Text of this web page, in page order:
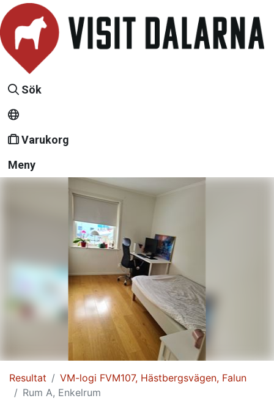
Sök
Varukorg
Meny
Resultat
VM-logi FVM107, Hästbergsvägen, Falun
Rum A, Enkelrum